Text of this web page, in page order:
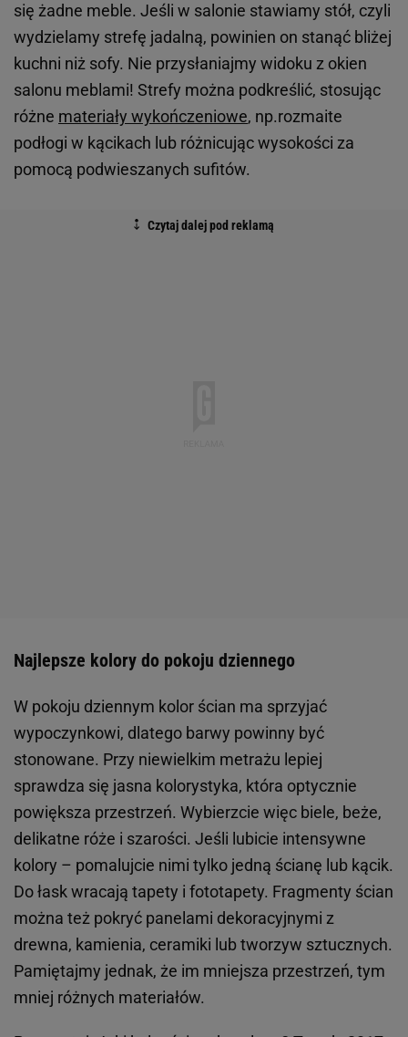
się żadne meble. Jeśli w salonie stawiamy stół, czyli
wydzielamy strefę jadalną, powinien on stanąć bliżej
kuchni niż sofy. Nie przysłaniajmy widoku z okien
salonu meblami! Strefy można podkreślić, stosując
różne materiały wykończeniowe, np.rozmaite
podłogi w kącikach lub różnicując wysokości za
pomocą podwieszanych sufitów.
Najlepsze kolory do pokoju dziennego
W pokoju dziennym kolor ścian ma sprzyjać
wypoczynkowi, dlatego barwy powinny być
stonowane. Przy niewielkim metrażu lepiej
sprawdza się jasna kolorystyka, która optycznie
powiększa przestrzeń. Wybierzcie więc biele, beże,
delikatne róże i szarości. Jeśli lubicie intensywne
kolory – pomalujcie nimi tylko jedną ścianę lub kącik.
Do łask wracają tapety i fototapety. Fragmenty ścian
można też pokryć panelami dekoracyjnymi z
drewna, kamienia, ceramiki lub tworzyw sztucznych.
Pamiętajmy jednak, że im mniejsza przestrzeń, tym
mniej różnych materiałów.